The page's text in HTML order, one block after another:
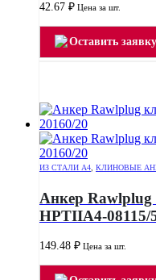
42.67 ₽ Цена за шт.
Оставить заявку
ИЗ СТАЛИ А4, КЛИНОВЫЕ
Анкер Rawlplug
HPTIIA4-08115/
149.48 ₽ Цена за шт.